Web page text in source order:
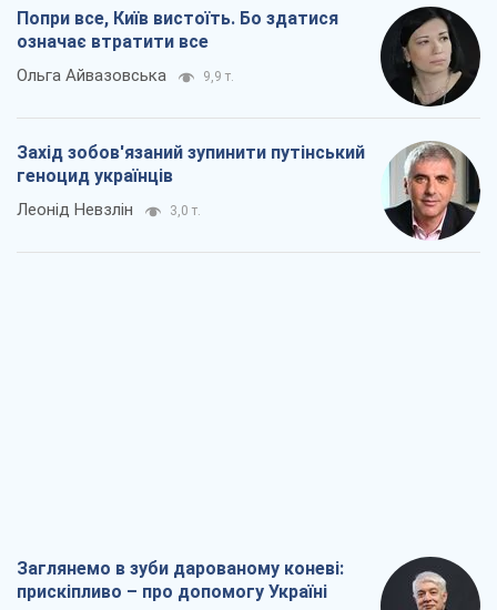
Попри все, Київ вистоїть. Бо здатися
означає втратити все
Ольга Айвазовська 9,9 т.
Захід зобов'язаний зупинити путінський
геноцид українців
Леонід Невзлін 3,0 т.
Заглянемо в зуби дарованому коневі:
прискіпливо – про допомогу Україні